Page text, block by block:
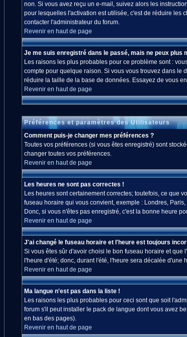
non. Si vous avez reçu un e-mail, suivez alors les
pour lesquelles l'activation est utilisée, c'est de réduire les
contacter l'administrateur du forum.
Revenir en haut de page
Je me suis enregistré dans le passé, mais ne peux plus
Les raisons les plus probables pour ce problème sont :
compte pour quelque raison. Si vous vous trouvez dans le
réduire la taille de la base de données. Essayez de vous
Revenir en haut de page
Préférences et paramètres des Utilisateurs
Comment puis-je changer mes préférences ?
Toutes vos préférences (si vous êtes enregistré) sont
changer toutes vos préférences.
Revenir en haut de page
Les heures ne sont pas correctes !
Les heures sont certainement correctes; toutefois, ce que
fuseau horaire qui vous convient, exemple : Londres,
Donc, si vous n'êtes pas enregistré, c'est la bonne heure
Revenir en haut de page
J'ai changé le fuseau horaire et l'heure est toujours
Si vous êtes sûr d'avoir choisi le bon fuseau horaire et
l'heure d'été; donc, durant l'été, l'heure sera décalée
Revenir en haut de page
Ma langue n'est pas dans la liste !
Les raisons les plus probables pour ceci sont que soit
forum s'il peut installer le pack de langue dont vous avez
en bas des pages).
Revenir en haut de page